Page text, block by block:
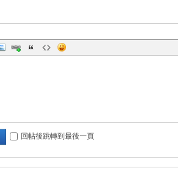
回帖後跳轉到最後一頁